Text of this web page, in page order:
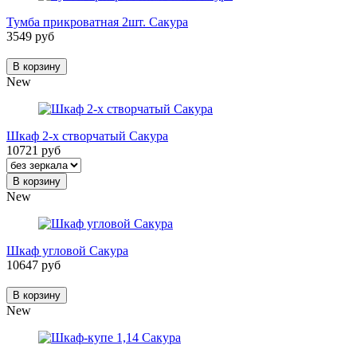
Тумба прикроватная 2шт. Сакура
3549 руб
В корзину
New
Шкаф 2-х створчатый Сакура
10721 руб
В корзину
New
Шкаф угловой Сакура
10647 руб
В корзину
New